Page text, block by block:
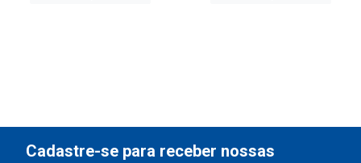
Cadastre-se para receber nossas